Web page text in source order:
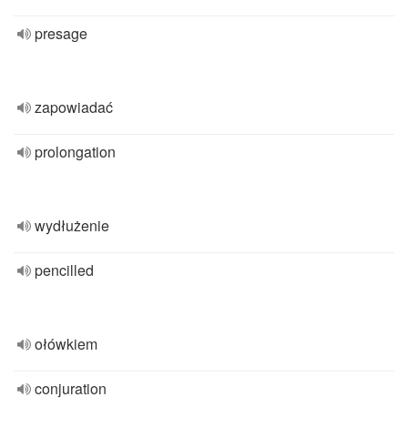
presage
zapowiadać
prolongation
wydłużenie
pencilled
ołówkiem
conjuration